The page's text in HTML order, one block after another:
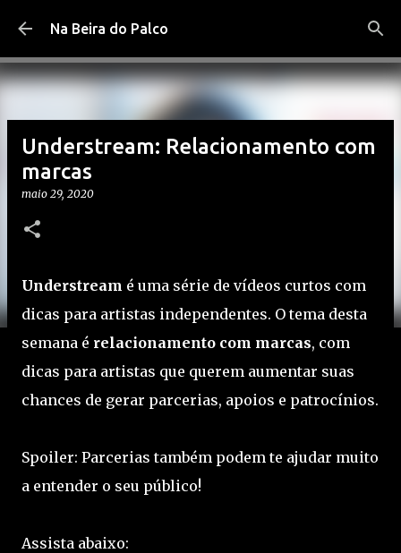
Pular para o conteúdo principal
Na Beira do Palco
Understream: Relacionamento com
marcas
maio 29, 2020
Understream é uma série de vídeos curtos com
dicas para artistas independentes. O tema desta
semana é relacionamento com marcas, com
dicas para artistas que querem aumentar suas
chances de gerar parcerias, apoios e patrocínios.
Spoiler: Parcerias também podem te ajudar muito
a entender o seu público!
Assista abaixo: